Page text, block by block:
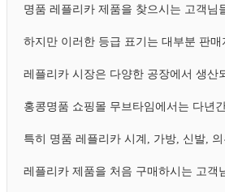
명품 레플리카 제품을 찾으시는 고객님
하지만 이러한 등급 표기는 대부분 판
레플리카 시장은 다양한 공장에서 생산
홍콩명품 쇼핑몰 무브타임에서는 다년
특히 명품 레플리카 시계, 가방, 신발,
레플리카 제품을 처음 구매하시는 고객